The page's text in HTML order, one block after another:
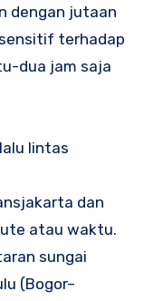
dengan jutaan
terhadap
dua jam saja
lintas
dan
atau waktu.
sungai
(Bogor–